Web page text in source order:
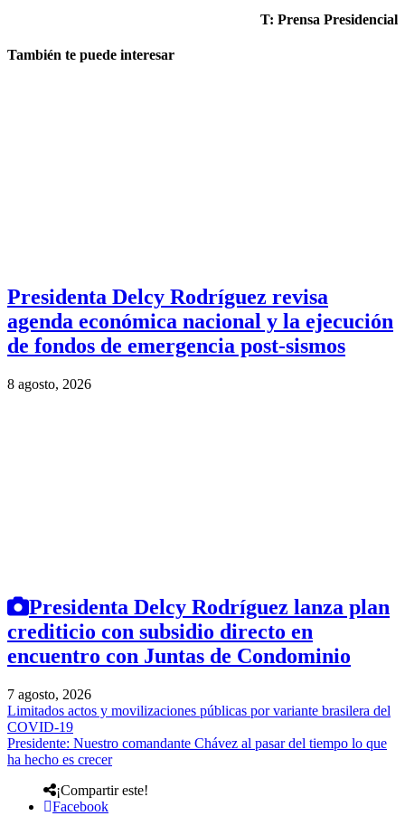
T: Prensa Presidencial
También te puede interesar
Presidenta Delcy Rodríguez revisa
agenda económica nacional y la ejecución
de fondos de emergencia post-sismos
8 agosto, 2026
Presidenta Delcy Rodríguez lanza plan
crediticio con subsidio directo en
encuentro con Juntas de Condominio
7 agosto, 2026
Limitados actos y movilizaciones públicas por variante brasilera del
COVID-19
Presidente: Nuestro comandante Chávez al pasar del tiempo lo que
ha hecho es crecer
¡Compartir este!
Facebook